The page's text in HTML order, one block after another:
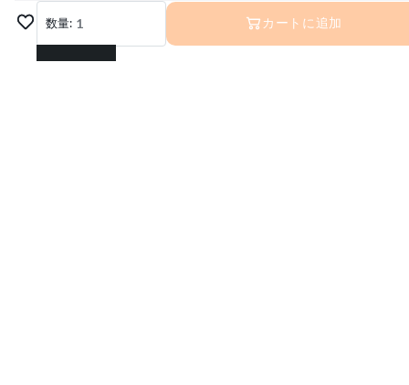
数量: 1
1
カートに追加